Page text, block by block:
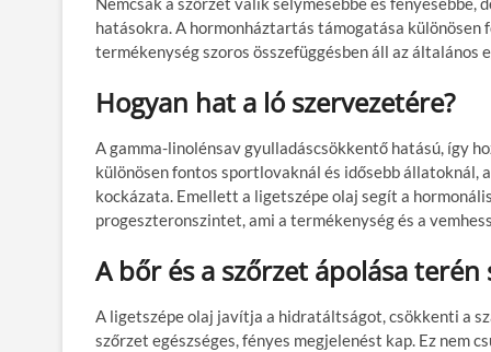
hatásokra. A hormonháztartás támogatása különösen
termékenység szoros összefüggésben áll az általános
Hogyan hat a ló szervezetére?
A gamma-linolénsav gyulladáscsökkentő hatású, így
különösen fontos sportlovaknál és idősebb állatoknál,
kockázata. Emellett a ligetszépe olaj segít a
progeszteronszintet, ami a termékenység és a
A bőr és a szőrzet ápolása
A ligetszépe olaj javítja a hidratáltságot, csökkenti a
szőrzet egészséges, fényes megjelenést kap. Ez nem